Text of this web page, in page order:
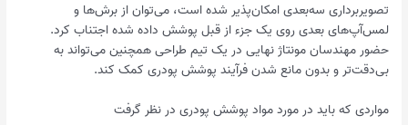
تصویربرداری سه‌بعدی امکان‌پذیر شده است، می‌توان از برش‌ها و
لمس‌آپ‌های بعدی روی یک جزء از قبل پوشش داده شده اجتناب کرد.
حضور مهندسان مونتاژ نهایی در یک تیم طراحی همچنین می‌تواند به
بی‌دقت‌تر و بدون مانع شدن فرآیند پوشش پودری کمک کند.
مواردی که باید در مورد مواد پوشش پودری در نظر گرفت